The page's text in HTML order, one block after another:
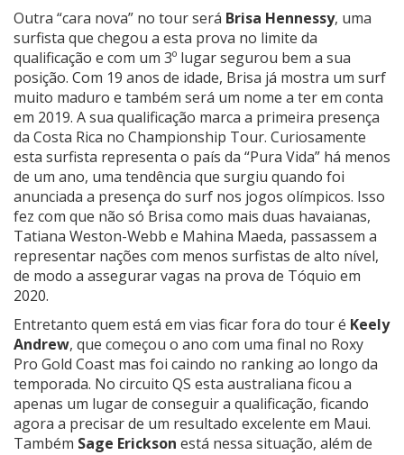
Outra “cara nova” no tour será Brisa Hennessy, uma
surfista que chegou a esta prova no limite da
qualificação e com um 3º lugar segurou bem a sua
posição. Com 19 anos de idade, Brisa já mostra um surf
muito maduro e também será um nome a ter em conta
em 2019. A sua qualificação marca a primeira presença
da Costa Rica no Championship Tour. Curiosamente
esta surfista representa o país da “Pura Vida” há menos
de um ano, uma tendência que surgiu quando foi
anunciada a presença do surf nos jogos olímpicos. Isso
fez com que não só Brisa como mais duas havaianas,
Tatiana Weston-Webb e Mahina Maeda, passassem a
representar nações com menos surfistas de alto nível,
de modo a assegurar vagas na prova de Tóquio em
2020.
Entretanto quem está em vias ficar fora do tour é Keely
Andrew, que começou o ano com uma final no Roxy
Pro Gold Coast mas foi caindo no ranking ao longo da
temporada. No circuito QS esta australiana ficou a
apenas um lugar de conseguir a qualificação, ficando
agora a precisar de um resultado excelente em Maui.
Também Sage Erickson está nessa situação, além de